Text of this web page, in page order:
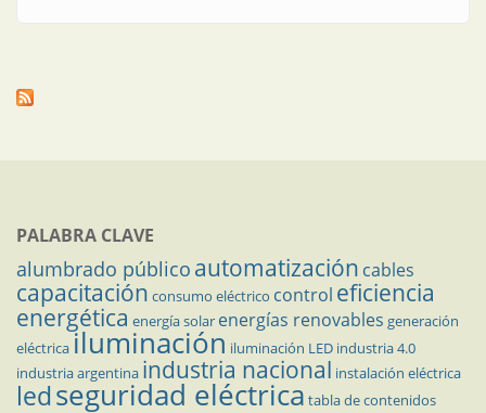
PALABRA CLAVE
alumbrado público automatización cables
capacitación consumo eléctrico control eficiencia
energética energía solar energías renovables generación
eléctricailuminación iluminación LED industria 4.0
industria argentina industria nacional instalación eléctrica
ledseguridad eléctrica tabla de contenidos